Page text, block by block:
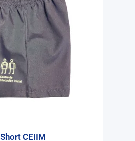
Short CEIIM